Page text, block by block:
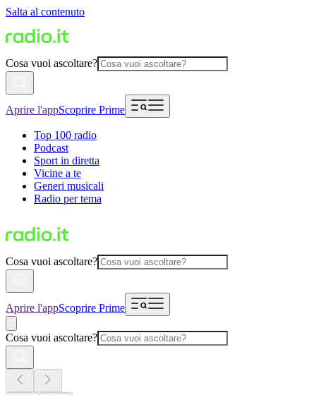
Salta al contenuto
Cosa vuoi ascoltare?
Aprire l'appScoprire Prime
Top 100 radio
Podcast
Sport in diretta
Vicine a te
Generi musicali
Radio per tema
Cosa vuoi ascoltare?
Aprire l'appScoprire Prime
Cosa vuoi ascoltare?